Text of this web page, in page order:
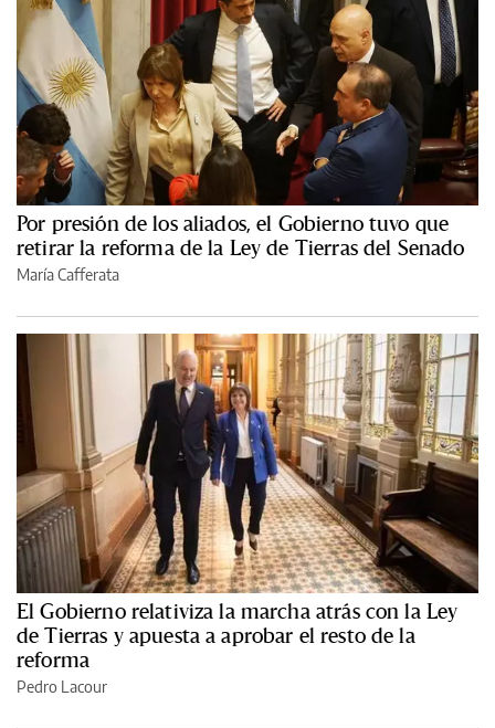
Por presión de los aliados, el Gobierno tuvo que
retirar la reforma de la Ley de Tierras del Senado
María Cafferata
El Gobierno relativiza la marcha atrás con la Ley
de Tierras y apuesta a aprobar el resto de la
reforma
Pedro Lacour